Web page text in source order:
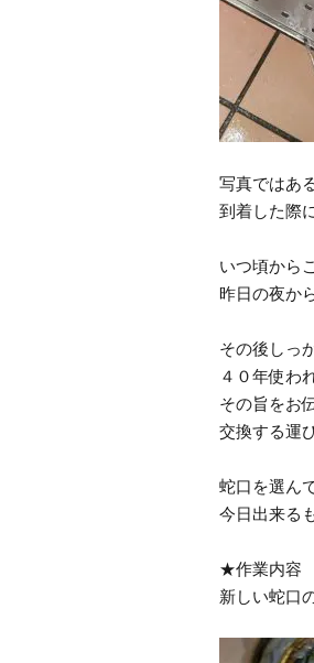
写真ではあ
到着した際
いつ頃から
昨日の夜か
その後しっ
４０年使わ
その旨をお
交換する運
蛇口を選ん
今日出来る
★作業内容
新しい蛇口